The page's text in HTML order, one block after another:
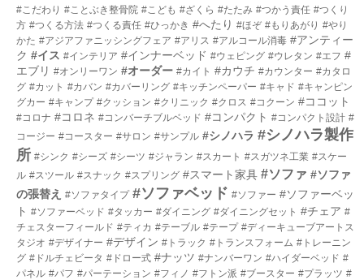
#こだわり #ことぶき整骨院 #こども #ざくら #たたみ #つかう責任 #つくり
方 #つくる方法 #つくる責任 #ひっかき #へたり #ほぞ #もりあがり #やり
かた #アジアファニッシングフェア #アリス #アルコール消毒 #アンティー
ク #イス #インテリア #インナーベッド #ウェピング #ウレタン #エフ #
エブリ #オンリーワン #オーダー #カイト #カウチ #カウンター #カタロ
グ #カット #カバン #カバーリング #キッチンペーパー #キャド #キャンピン
グカー #キャンプ #クッション #クリニック #クロス #コクーン #ココット
#コロナ #コロネ #コンバーチブルベッド #コンパクト #コンパクト設計 #
コージー #コースター #サロン #サンプル #シノハラ #シノハラ製作
所 #シンク #シーズ #シーツ #ジャラン #スカート #スガツネ工業 #スケー
ル #スツール #スナック #スプリング #スマート家具 #ソファ #ソファ
の張替え #ソファタイプ #ソファベッド #ソファー #ソファーベッ
ト #ソファーベッド #タッカー #ダイニング #ダイニングセット #チェア #
チェスターフィールド #ティカ #テーブル #テープ #ディーキューブアートス
タジオ #デザイナー #デザイン #トラック #トランスフォーム #トレーニン
グ #ドルチェビータ #ドロー式 #ナッツ #ナンバーワン #ハイダーベッド #
パネル #パフ #パーテーション #フィノ #フトン派 #ブースター #プラッツ #